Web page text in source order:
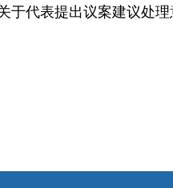
于代表提出议案建议处